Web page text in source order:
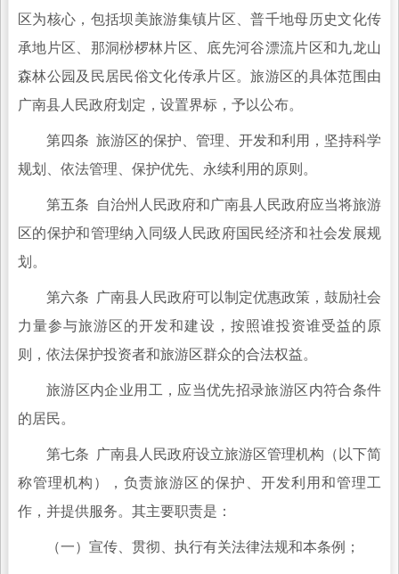
区为核心，包括坝美旅游集镇片区、普千地母历史文化传
承地片区、那洞桫椤林片区、底先河谷漂流片区和九龙山
森林公园及民居民俗文化传承片区。旅游区的具体范围由
广南县人民政府划定，设置界标，予以公布。
第四条 旅游区的保护、管理、开发和利用，坚持科学
规划、依法管理、保护优先、永续利用的原则。
第五条 自治州人民政府和广南县人民政府应当将旅游
区的保护和管理纳入同级人民政府国民经济和社会发展规
划。
第六条 广南县人民政府可以制定优惠政策，鼓励社会
力量参与旅游区的开发和建设，按照谁投资谁受益的原
则，依法保护投资者和旅游区群众的合法权益。
旅游区内企业用工，应当优先招录旅游区内符合条件
的居民。
第七条 广南县人民政府设立旅游区管理机构（以下简
称管理机构），负责旅游区的保护、开发利用和管理工
作，并提供服务。其主要职责是：
（一）宣传、贯彻、执行有关法律法规和本条例；